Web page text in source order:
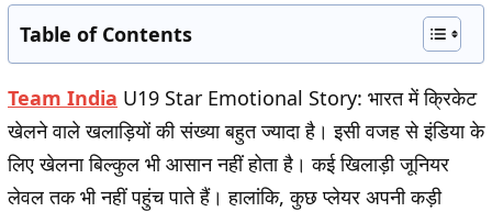
Table of Contents
Team India U19 Star Emotional Story: भारत में क्रिकेट
खेलने वाले खलाड़ियों की संख्या बहुत ज्यादा है। इसी वजह से इंडिया के
लिए खेलना बिल्कुल भी आसान नहीं होता है। कई खिलाड़ी जूनियर
लेवल तक भी नहीं पहुंच पाते हैं। हालांकि, कुछ प्लेयर अपनी कड़ी